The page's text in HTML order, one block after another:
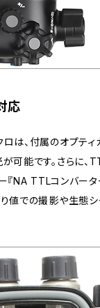
応
は、付属のオプティ
可能です。さらに、
『NA TTLコンバー
り値での撮影や生態